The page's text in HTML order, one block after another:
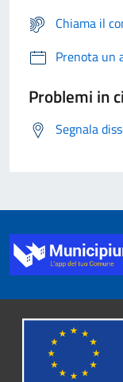
Chiama il
Prenota un
Problemi in
Segnala